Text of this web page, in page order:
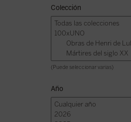
Colección
(Puede seleccionar varias)
Año